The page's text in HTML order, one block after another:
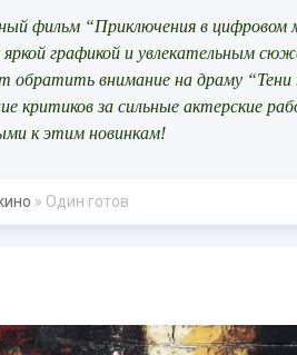
фильм “Приключения в цифровом
графикой и увлекательным
обратить внимание на драму
критиков за сильные актерские
к этим новинкам!
» Один готов